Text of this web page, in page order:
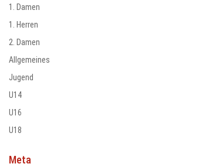
1. Damen
1. Herren
2. Damen
Allgemeines
Jugend
U14
U16
U18
Meta